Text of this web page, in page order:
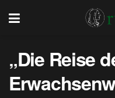
„Die Reise